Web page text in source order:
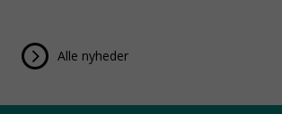
Alle nyheder